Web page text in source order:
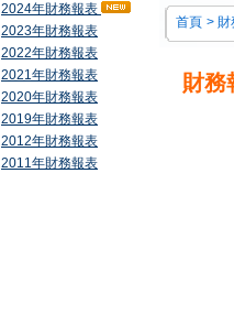
2024年財務報表
2023年財務報表
2022年財務報表
2021年財務報表
2020年財務報表
2019年財務報表
2012年財務報表
2011年財務報表
首頁 > 財
財務